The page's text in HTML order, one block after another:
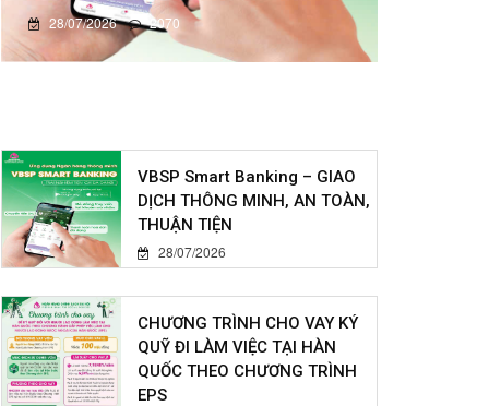
28/07/2026 2070
VBSP Smart Banking – GIAO
DỊCH THÔNG MINH, AN TOÀN,
THUẬN TIỆN
28/07/2026
CHƯƠNG TRÌNH CHO VAY KÝ
QUỸ ĐI LÀM VIỆC TẠI HÀN
QUỐC THEO CHƯƠNG TRÌNH
EPS